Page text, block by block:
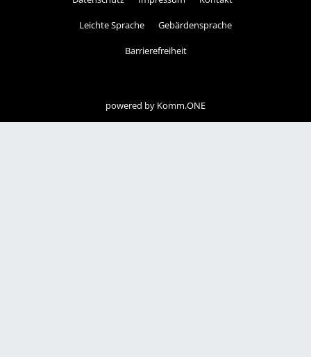
Leichte Sprache Gebärdensprache
Barrierefreiheit
powered by Komm.ONE